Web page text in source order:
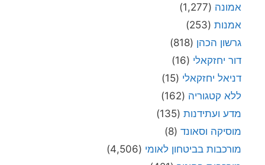
אמונה (1,277)
אמנות (253)
גרשון הכהן (818)
דור יחזקאלי (16)
דניאל יחזקאלי (15)
ללא קטגוריה (162)
מדע ועתידנות (135)
מוסיקה וסאונד (8)
מורכבות בביטחון לאומי (4,506)